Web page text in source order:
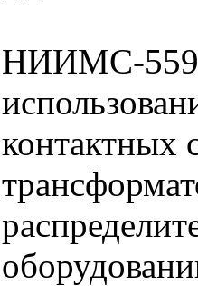
НИИМС-5595
контактных